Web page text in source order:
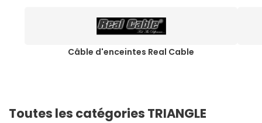
Câble d'enceintes Real Cable
Toutes les catégories TRIANGLE